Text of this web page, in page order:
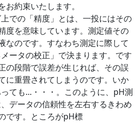
お約束いたします。
での「精度」とは、一投にはその
度を意味しています。測定値その
なのです。すなわち測定に際して
ータの校正」で決まります。です
の段階で誤差が生じれば、その誤
に重畳されてしまうのです。いか
ても...・・・。このように、pH測
データの信頼性を左右するきわめ
です。ところがpH標